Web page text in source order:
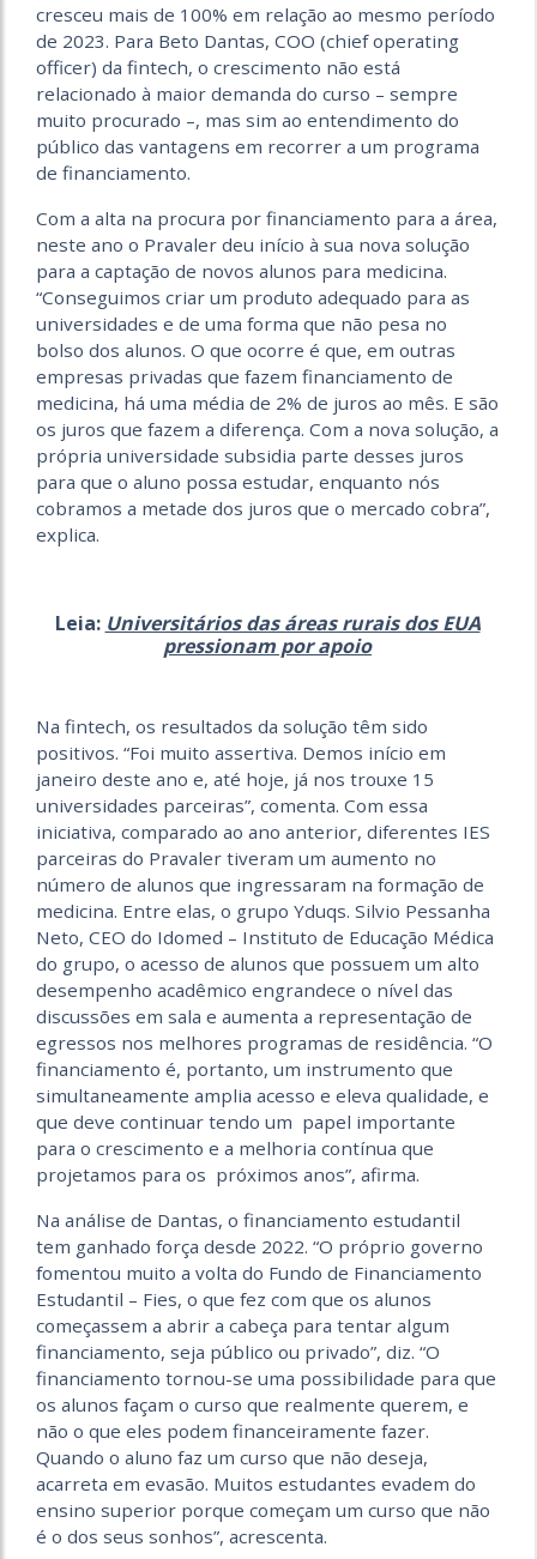
cresceu mais de 100% em relação ao mesmo período
de 2023. Para Beto Dantas, COO (chief operating
officer) da fintech, o crescimento não está
relacionado à maior demanda do curso – sempre
muito procurado –, mas sim ao entendimento do
público das vantagens em recorrer a um programa
de financiamento.
Com a alta na procura por financiamento para a área,
neste ano o Pravaler deu início à sua nova solução
para a captação de novos alunos para medicina.
“Conseguimos criar um produto adequado para as
universidades e de uma forma que não pesa no
bolso dos alunos. O que ocorre é que, em outras
empresas privadas que fazem financiamento de
medicina, há uma média de 2% de juros ao mês. E são
os juros que fazem a diferença. Com a nova solução, a
própria universidade subsidia parte desses juros
para que o aluno possa estudar, enquanto nós
cobramos a metade dos juros que o mercado cobra”,
explica.
Leia: Universitários das áreas rurais dos EUA
pressionam por apoio
Na fintech, os resultados da solução têm sido
positivos. “Foi muito assertiva. Demos início em
janeiro deste ano e, até hoje, já nos trouxe 15
universidades parceiras”, comenta. Com essa
iniciativa, comparado ao ano anterior, diferentes IES
parceiras do Pravaler tiveram um aumento no
número de alunos que ingressaram na formação de
medicina. Entre elas, o grupo Yduqs. Silvio Pessanha
Neto, CEO do Idomed – Instituto de Educação Médica
do grupo, o acesso de alunos que possuem um alto
desempenho acadêmico engrandece o nível das
discussões em sala e aumenta a representação de
egressos nos melhores programas de residência. “O
financiamento é, portanto, um instrumento que
simultaneamente amplia acesso e eleva qualidade, e
que deve continuar tendo um papel importante
para o crescimento e a melhoria contínua que
projetamos para os próximos anos”, afirma.
Na análise de Dantas, o financiamento estudantil
tem ganhado força desde 2022. “O próprio governo
fomentou muito a volta do Fundo de Financiamento
Estudantil – Fies, o que fez com que os alunos
começassem a abrir a cabeça para tentar algum
financiamento, seja público ou privado”, diz. “O
financiamento tornou-se uma possibilidade para que
os alunos façam o curso que realmente querem, e
não o que eles podem financeiramente fazer.
Quando o aluno faz um curso que não deseja,
acarreta em evasão. Muitos estudantes evadem do
ensino superior porque começam um curso que não
é o dos seus sonhos”, acrescenta.